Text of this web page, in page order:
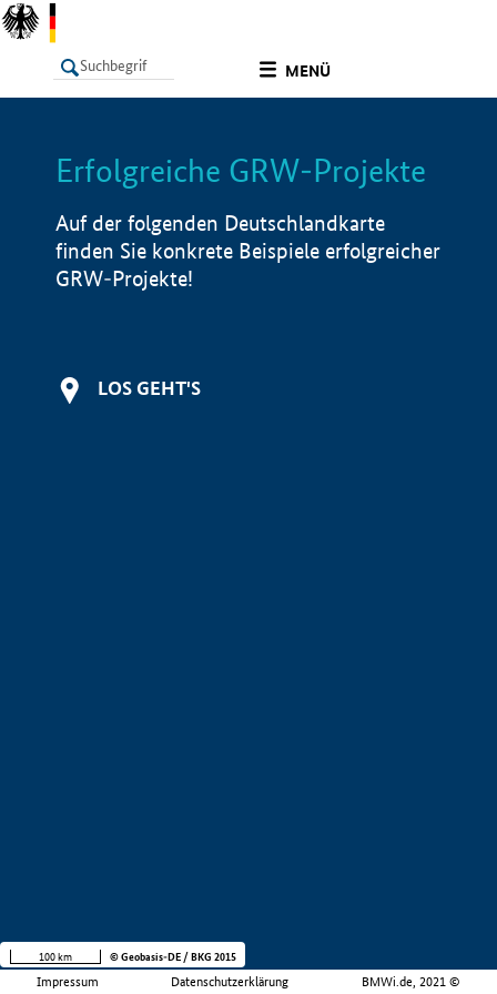
MENÜ
LISTE Info
Erfolgreiche GRW-Projekte
Auf der folgenden Deutschlandkarte
finden Sie konkrete Beispiele erfolgreicher
GRW-Projekte!
LOS GEHT'S
Impressum Datenschutzerklärung BMWi.de, 2021 ©
100 km © Geobasis-DE / BKG 2015